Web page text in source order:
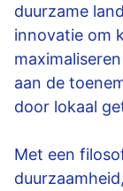
duurzame
innovatie om
aan de
door lokaal
Met een